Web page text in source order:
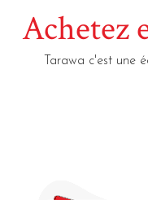
Achetez
Tarawa c'est une